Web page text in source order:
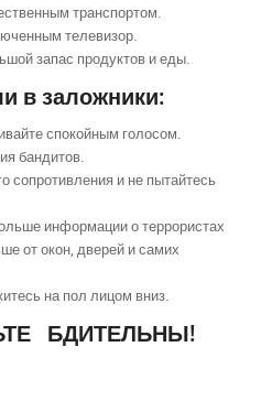
транспортом.
телевизор.
запас продуктов и еды.
в заложники:
спокойным голосом.
бандитов.
сопротивления и не пытайтесь
информации о террористах
от окон, дверей и самих
на пол лицом вниз.
БДИТЕЛЬНЫ!